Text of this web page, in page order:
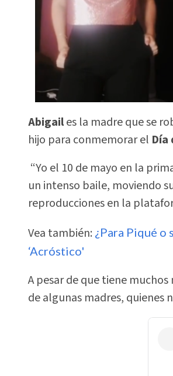
Abigailes la madre que se
hijo para conmemorar el Día
“Yo el 10 de mayo en la
un intenso baile, moviendo
reproducciones en la
Vea también: ¿Para Piqué o
‘Acróstico'
A pesar de que tiene
de algunas madres, quienes